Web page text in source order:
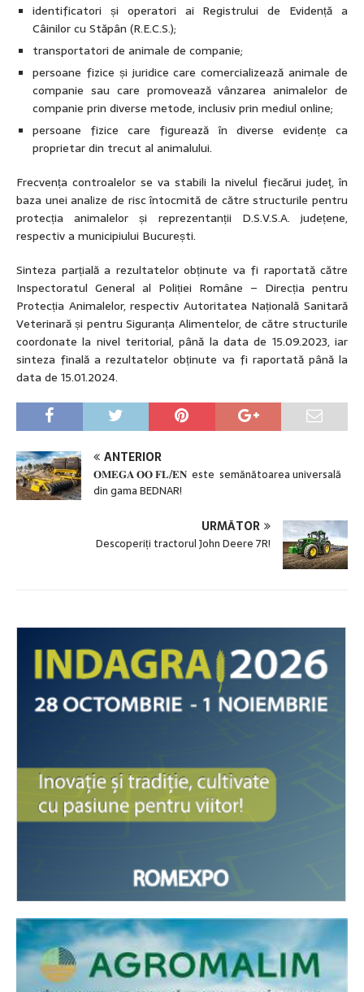
identificatori și operatori ai Registrului de Evidență a
Câinilor cu Stăpân (R.E.C.S.);
transportatori de animale de companie;
persoane fizice și juridice care comercializează animale de
companie sau care promovează vânzarea animalelor de
companie prin diverse metode, inclusiv prin mediul online;
persoane fizice care figurează în diverse evidențe ca
proprietar din trecut al animalului.
Frecvența controalelor se va stabili la nivelul fiecărui județ, în
baza unei analize de risc întocmită de către structurile pentru
protecția animalelor și reprezentanții D.S.V.S.A. județene,
respectiv a municipiului București.
Sinteza parțială a rezultatelor obținute va fi raportată către
Inspectoratul General al Poliției Române – Direcția pentru
Protecția Animalelor, respectiv Autoritatea Națională Sanitară
Veterinară și pentru Siguranța Alimentelor, de către structurile
coordonate la nivel teritorial, până la data de 15.09.2023, iar
sinteza finală a rezultatelor obținute va fi raportată până la
data de 15.01.2024.
ANTERIOR
𝐎𝐌𝐄𝐆𝐀 𝐎𝐎 𝐅𝐋/𝐄𝐍 este semănătoarea universală
din gama BEDNAR!
URMĂTOR
Descoperiți tractorul John Deere 7R!